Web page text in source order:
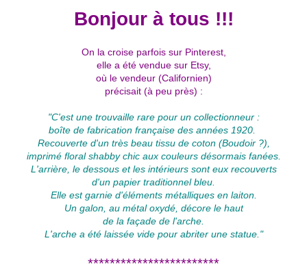
Bonjour à tous !!!
On la croise parfois sur Pinterest,
elle a été vendue sur Etsy,
où le vendeur (Californien)
précisait (à peu près) :
"C'est une trouvaille rare pour un collectionneur :
boîte de fabrication française des années 1920.
Recouverte d'un très beau tissu de coton (Boudoir ?),
imprimé floral shabby chic aux couleurs désormais fanées.
L'arrière, le dessous et les intérieurs sont eux recouverts
d'un papier traditionnel bleu.
Elle est garnie d'éléments métalliques en laiton.
Un galon, au métal oxydé, décore le haut
de la façade de l'arche.
L'arche a été laissée vide pour abriter une statue."
************************